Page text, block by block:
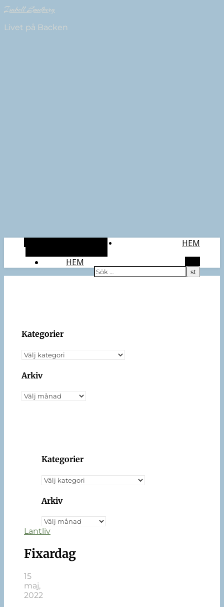
Isabell Lundberg
Livet på Backen
HEM
HEM
Kategorier
Kategorier
Arkiv
Arkiv
Kategorier
Kategorier
Arkiv
Arkiv
Lantliv
Fixardag
15
maj,
2022